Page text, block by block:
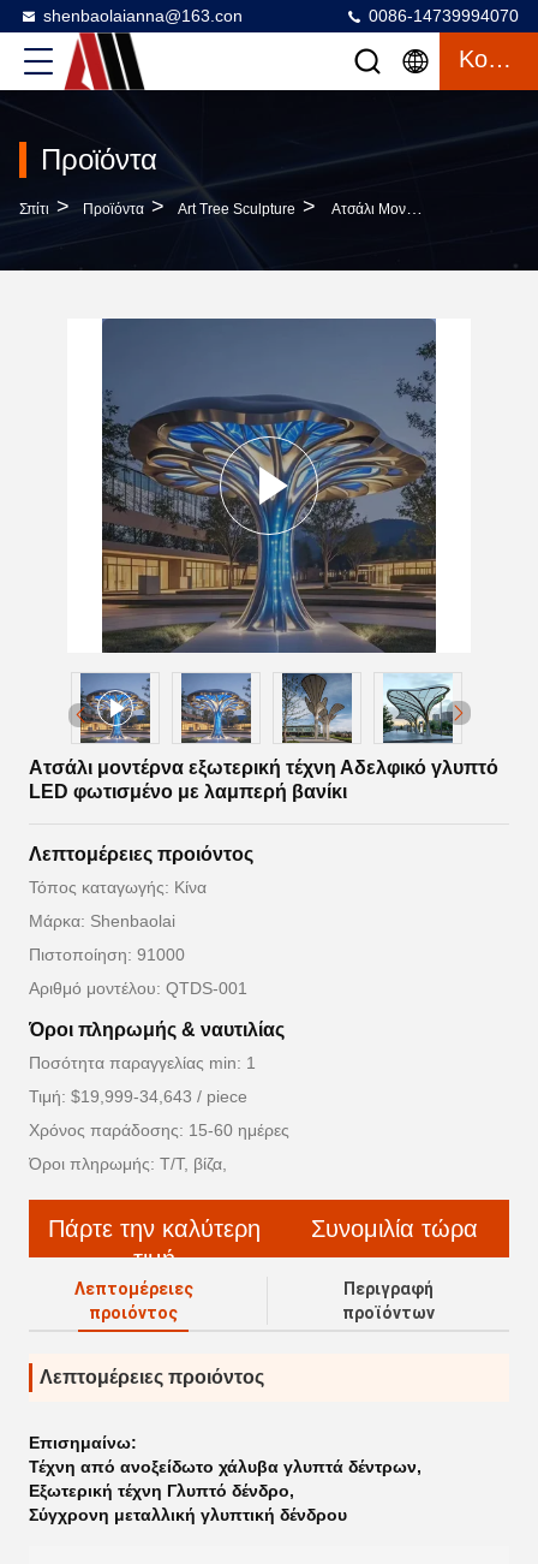
shenbaolaianna@163.con 0086-14739994070
Κουβέντα
Προϊόντα
Σπίτι > Προϊόντα > Art Tree Sculpture > Ατσάλι Μοντέρνα Εξωτερική Τέχνη Αδελφικό Γλυπτό LED Φωτισμένο Με Λαμπερή Βανίκι
Ατσάλι μοντέρνα εξωτερική τέχνη Αδελφικό γλυπτό
LED φωτισμένο με λαμπερή βανίκι
Λεπτομέρειες προιόντος
Τόπος καταγωγής: Κίνα
Μάρκα: Shenbaolai
Πιστοποίηση: 91000
Αριθμό μοντέλου: QTDS-001
Όροι πληρωμής & ναυτιλίας
Ποσότητα παραγγελίας min: 1
Τιμή: $19,999-34,643 / piece
Χρόνος παράδοσης: 15-60 ημέρες
Όροι πληρωμής: T/T, βίζα,
Πάρτε την καλύτερη
τιμή
Συνομιλία τώρα
Λεπτομέρειες
προιόντος
Περιγραφή
προϊόντων
Λεπτομέρειες προιόντος
Επισημαίνω:
Τέχνη από ανοξείδωτο χάλυβα γλυπτά δέντρων,
Εξωτερική τέχνη Γλυπτό δένδρο,
Σύγχρονη μεταλλική γλυπτική δένδρου